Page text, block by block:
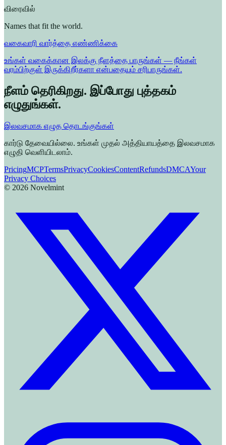
விரைவில்
Names that fit the world.
வகைவாரி வார்த்தை எண்ணிக்கை
உங்கள் வகைக்கான இலக்கு நீளத்தை பாருங்கள் — நீங்கள்
வரம்பிற்குள் இருக்கிறீர்களா என்பதையும் சரிபாருங்கள்.
நீளம் தெரிகிறது. இப்போது புத்தகம்
எழுதுங்கள்.
இலவசமாக எழுத தொடங்குங்கள்
கார்டு தேவையில்லை. உங்கள் முதல் அத்தியாயத்தை இலவசமாக
எழுதி வெளியிடலாம்.
PricingMCPTermsPrivacyCookiesContentRefundsDMCAYour
Privacy Choices
© 2026 Novelmint